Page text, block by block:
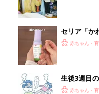
セリア「か
赤ちゃん・
生後3週目
って本当？
赤ちゃん・